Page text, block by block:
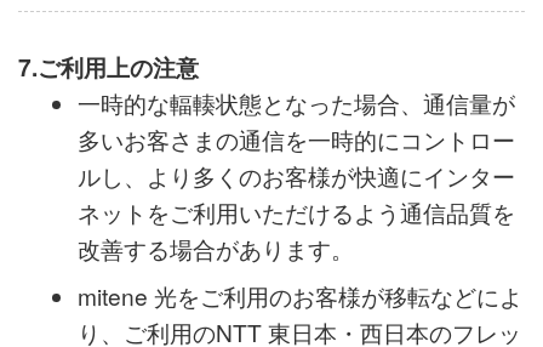
本が提供する端末設備（ホームゲートウェ
イ）の設定や起動に伴う通信が月に数M バ
イト程度発生する場合がございます。
7.ご利用上の注意
一時的な輻輳状態となった場合、通信量が
多いお客さまの通信を一時的にコントロー
ルし、より多くのお客様が快適にインター
ネットをご利用いただけるよう通信品質を